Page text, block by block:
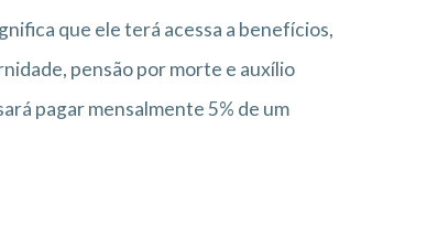
que ele terá acessa a benefícios,
pensão por morte e auxílio
pagar mensalmente 5% de um